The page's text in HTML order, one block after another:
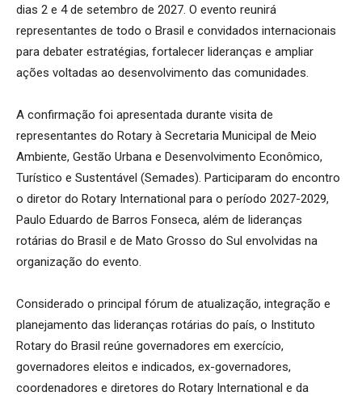
dias 2 e 4 de setembro de 2027. O evento reunirá
representantes de todo o Brasil e convidados internacionais
para debater estratégias, fortalecer lideranças e ampliar
ações voltadas ao desenvolvimento das comunidades.
A confirmação foi apresentada durante visita de
representantes do Rotary à Secretaria Municipal de Meio
Ambiente, Gestão Urbana e Desenvolvimento Econômico,
Turístico e Sustentável (Semades). Participaram do encontro
o diretor do Rotary International para o período 2027-2029,
Paulo Eduardo de Barros Fonseca, além de lideranças
rotárias do Brasil e de Mato Grosso do Sul envolvidas na
organização do evento.
Considerado o principal fórum de atualização, integração e
planejamento das lideranças rotárias do país, o Instituto
Rotary do Brasil reúne governadores em exercício,
governadores eleitos e indicados, ex-governadores,
coordenadores e diretores do Rotary International e da